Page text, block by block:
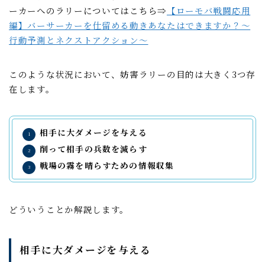
ーカーへのラリーについてはこちら⇒ 【ローモバ戦闘応用
編】バーサーカーを仕留める動きあなたはできますか？～
行動予測とネクストアクション～
このような状況において、妨害ラリーの目的は大きく3つ存
在します。
相手に大ダメージを与える
削って相手の兵数を減らす
戦場の霧を晴らすための情報収集
どういうことか解説します。
相手に大ダメージを与える